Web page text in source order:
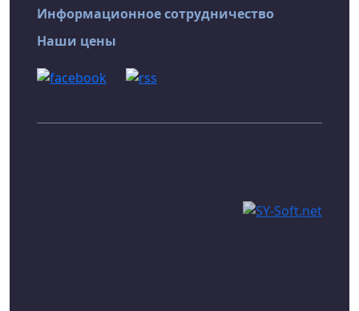
Информационное сотрудничество
Наши цены